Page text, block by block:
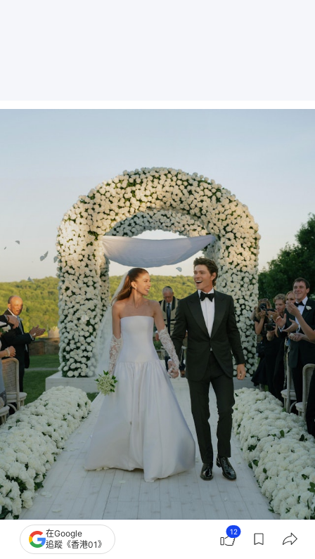
Nicola Peltz分享了哥哥婚禮當日的照片，並留言表示：「這個婚禮時我有幸見過
最美麗的事之一。Willy，多謝你終於正式送我夢寐以求的姊妹，Ken。」（IG圖
在Google
追蹤《香港01》
12